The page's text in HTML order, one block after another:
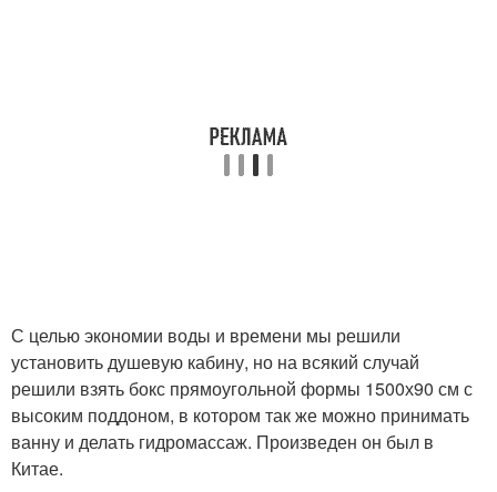
С целью экономии воды и времени мы решили
установить душевую кабину, но на всякий случай
решили взять бокс прямоугольной формы 1500х90 см с
высоким поддоном, в котором так же можно принимать
ванну и делать гидромассаж. Произведен он был в
Китае.